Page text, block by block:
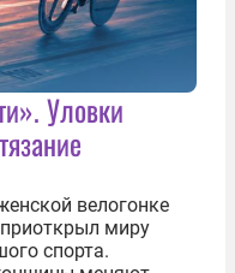
Уловки
велогонке
миру
спорта.